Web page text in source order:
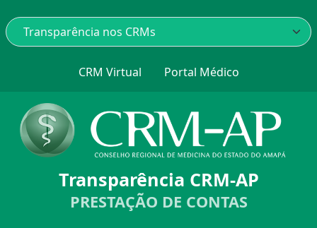
CRM Virtual Portal Médico
Transparência CRM-AP
PRESTAÇÃO DE CONTAS